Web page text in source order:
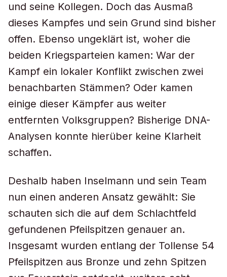
und seine Kollegen. Doch das Ausmaß
dieses Kampfes und sein Grund sind bisher
offen. Ebenso ungeklärt ist, woher die
beiden Kriegsparteien kamen: War der
Kampf ein lokaler Konflikt zwischen zwei
benachbarten Stämmen? Oder kamen
einige dieser Kämpfer aus weiter
entfernten Volksgruppen? Bisherige DNA-
Analysen konnte hierüber keine Klarheit
schaffen.
Deshalb haben Inselmann und sein Team
nun einen anderen Ansatz gewählt: Sie
schauten sich die auf dem Schlachtfeld
gefundenen Pfeilspitzen genauer an.
Insgesamt wurden entlang der Tollense 54
Pfeilspitzen aus Bronze und zehn Spitzen